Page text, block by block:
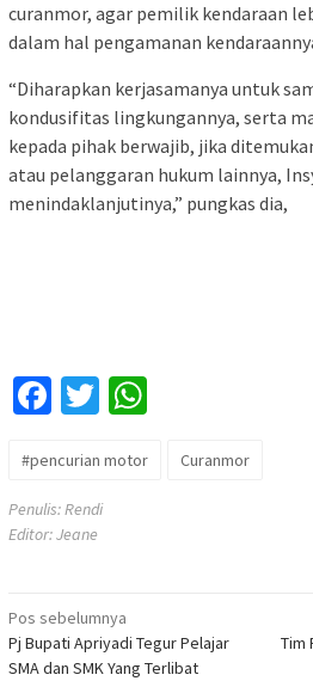
curanmor, agar pemilik kendaraan
dalam hal pengamanan
“Diharapkan kerjasamanya untuk
kondusifitas lingkungannya, serta
kepada pihak berwajib, jika
atau pelanggaran hukum lainnya,
menindaklanjutinya,” pungkas dia,
Facebook
Twitter
#pencurian motor Curanmor
Penulis: Rendi
Editor: Jeane
Navigasi
pos
Pos sebelumnya
Pj Bupati Apriyadi Tegur Pelajar
SMA dan SMK Yang Terlibat
Tim